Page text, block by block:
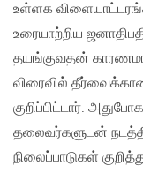
உள்ளக
உரையாற்றிய
தயங்குவதன்
விரைவில்
குறிப்பிட்டார்.
தலைவர்களுடன்
நிலைப்பாடுகள்